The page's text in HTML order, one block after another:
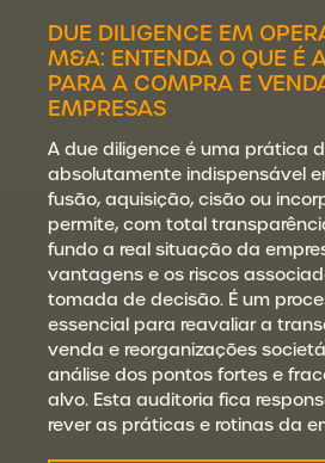
DUE DILIGENCE EM
M&A: ENTENDA O QUE É
PARA A COMPRA E
EMPRESAS
A due diligence é uma prática
absolutamente indispensável
fusão, aquisição, cisão ou
permite, com total
fundo a real situação da
vantagens e os riscos
tomada de decisão. É um
essencial para reavaliar a
venda e reorganizações
análise dos pontos fortes e
alvo. Esta auditoria fica
rever as práticas e rotinas da